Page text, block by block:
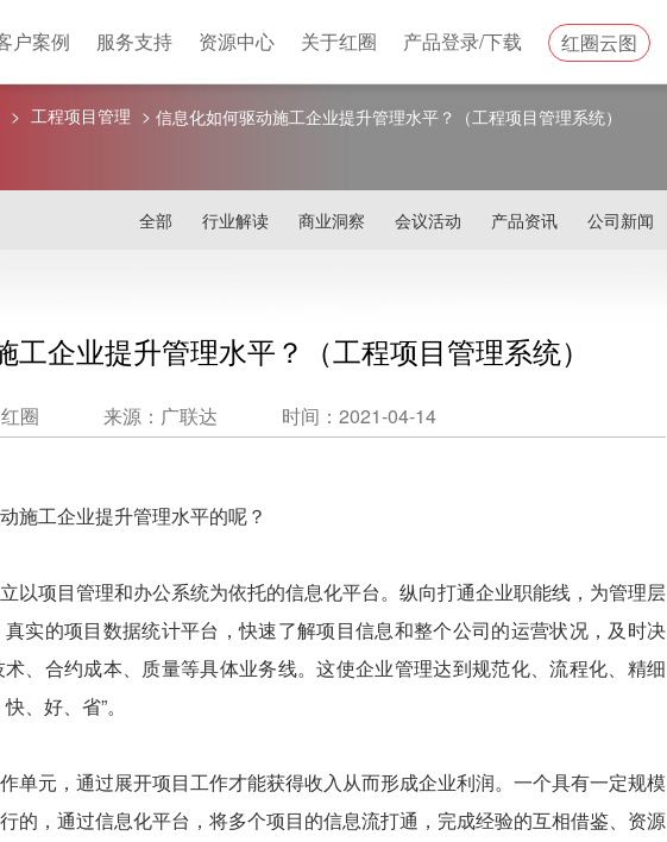
户案例 服务支持 资源中心 关于红圈 产品登录/下载 红圈云图
> 工程项目管理 > 信息化如何驱动施工企业提升管理水平？（工程项目管理系统）
全部 行业解读 商业洞察 会议活动 产品资讯 公司新闻
工企业提升管理水平？（工程项目管理系统）
圈 来源：广联达 时间：2021-04-14
施工企业提升管理水平的呢？
以项目管理和办公系统为依托的信息化平台。纵向打通企业职能线，为管理层
实的项目数据统计平台，快速了解项目信息和整个公司的运营状况，及时决
、合约成本、质量等具体业务线。这使企业管理达到规范化、流程化、精细
、好、省”。
单元，通过展开项目工作才能获得收入从而形成企业利润。一个具有一定规模
的，通过信息化平台，将多个项目的信息流打通，完成经验的互相借鉴、资源